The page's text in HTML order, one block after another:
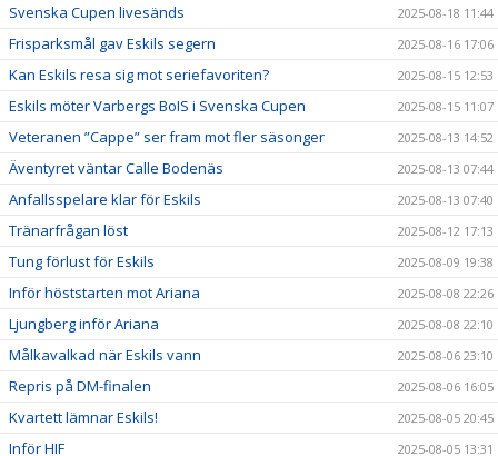
Svenska Cupen livesänds 2025-08-18 11:44
Frisparksmål gav Eskils segern 2025-08-16 17:06
Kan Eskils resa sig mot seriefavoriten? 2025-08-15 12:53
Eskils möter Varbergs BoIS i Svenska Cupen 2025-08-15 11:07
Veteranen ”Cappe” ser fram mot fler säsonger 2025-08-13 14:52
Äventyret väntar Calle Bodenäs 2025-08-13 07:44
Anfallsspelare klar för Eskils 2025-08-13 07:40
Tränarfrågan löst 2025-08-12 17:13
Tung förlust för Eskils 2025-08-09 19:38
Inför höststarten mot Ariana 2025-08-08 22:26
Ljungberg inför Ariana 2025-08-08 22:10
Målkavalkad när Eskils vann 2025-08-06 23:10
Repris på DM-finalen 2025-08-06 16:05
Kvartett lämnar Eskils! 2025-08-05 20:45
Inför HIF 2025-08-05 13:31